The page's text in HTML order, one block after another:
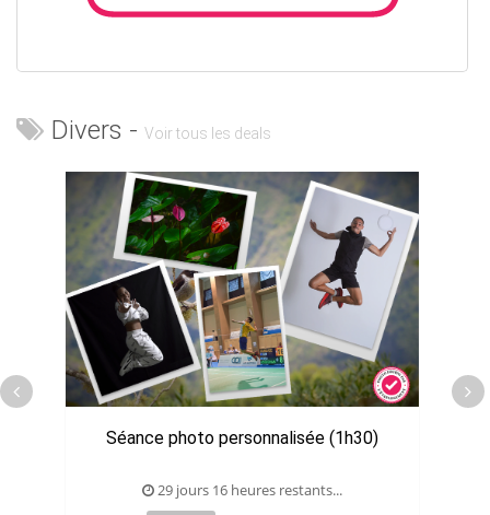
Divers - Voir tous les deals
Séance photo personnalisée (1h30)
29 jours 16 heures restants...